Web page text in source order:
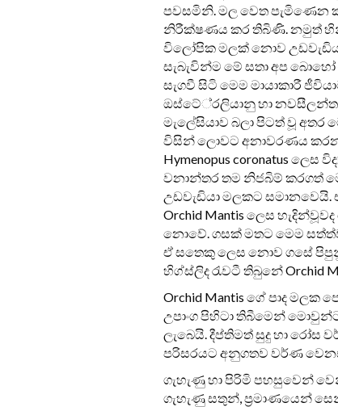
පවසමිනි. මල වෙත පැමිණෙන
නිරීක්ෂණය කර තිබිණි. නමුත්
විලෝපික මලක් නොව
සැබැවින්ම මේ සතා අප
සැගවී සිටි මෙම මායාකාරී
ඔස්ටේ‍්‍රලියානු හා
මැලේසියාව බලා පිටත් වූ
විසින් ලොවට අනාවරණය කරන
Hymenopus coronatus
වනාන්තර තම නිජබිම් කරගත්
උඩවැඩියා මලකට සමානවෙයි.
Orchid Mantis ලෙස
නොවේ. ගසක් මතට මෙම
ඒ සතෙකු ලෙස නොව ගසේ
හිග්ස්ලිද රැවටී තිබුනේ Orchid
Orchid Mantis ගේ පාද මලක
උපාංග පිහිටා තිබීමෙන්
ලැබෙයි. දීප්තිමත් සුදු හා
පරිසරයට අනුගතව වර්ණ
ගැහැණු හා පිරිමි පහසුවෙන්
ගැහැණු සතුන්, ප‍්‍රමාණයෙන්